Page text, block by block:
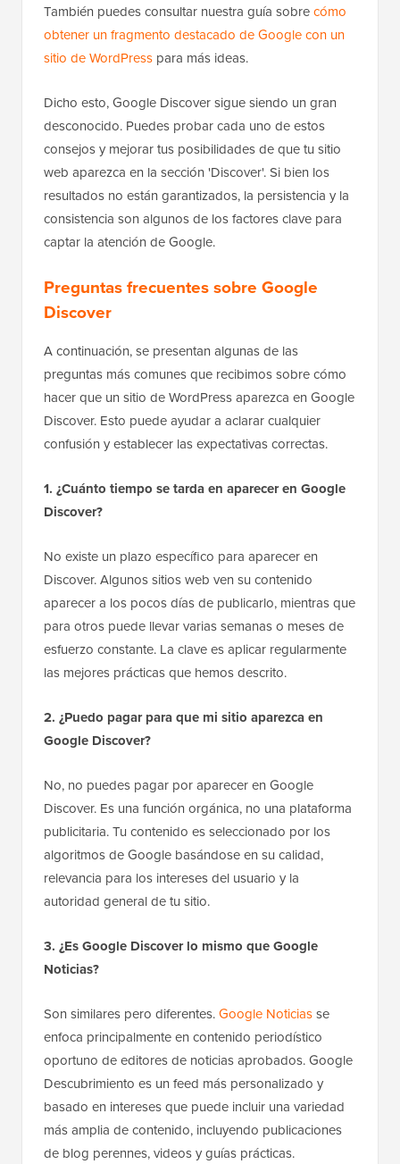
También puedes consultar nuestra guía sobrecómo
obtener un fragmento destacado de Google con un
sitio de WordPress para más ideas.
Dicho esto, Google Discover sigue siendo un gran
desconocido. Puedes probar cada uno de estos
consejos y mejorar tus posibilidades de que tu sitio
web aparezca en la sección 'Discover'. Si bien los
resultados no están garantizados, la persistencia y la
consistencia son algunos de los factores clave para
captar la atención de Google.
Preguntas frecuentes sobre Google
Discover
A continuación, se presentan algunas de las
preguntas más comunes que recibimos sobre cómo
hacer que un sitio de WordPress aparezca en Google
Discover. Esto puede ayudar a aclarar cualquier
confusión y establecer las expectativas correctas.
1. ¿Cuánto tiempo se tarda en aparecer en Google
Discover?
No existe un plazo específico para aparecer en
Discover. Algunos sitios web ven su contenido
aparecer a los pocos días de publicarlo, mientras que
para otros puede llevar varias semanas o meses de
esfuerzo constante. La clave es aplicar regularmente
las mejores prácticas que hemos descrito.
2. ¿Puedo pagar para que mi sitio aparezca en
Google Discover?
No, no puedes pagar por aparecer en Google
Discover. Es una función orgánica, no una plataforma
publicitaria. Tu contenido es seleccionado por los
algoritmos de Google basándose en su calidad,
relevancia para los intereses del usuario y la
autoridad general de tu sitio.
3. ¿Es Google Discover lo mismo que Google
Noticias?
Son similares pero diferentes.Google Noticiasse
enfoca principalmente en contenido periodístico
oportuno de editores de noticias aprobados. Google
Descubrimiento es un feed más personalizado y
basado en intereses que puede incluir una variedad
más amplia de contenido, incluyendo publicaciones
de blog perennes, videos y guías prácticas.